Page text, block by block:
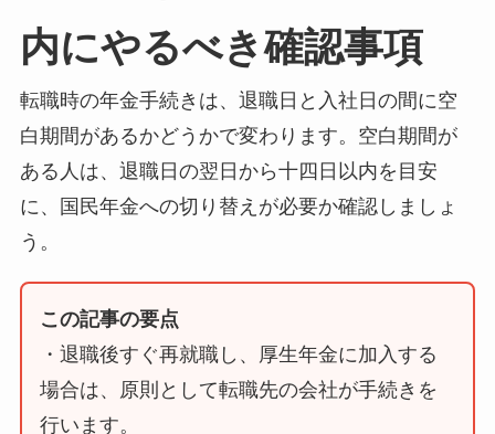
内にやるべき確認事項
転職時の年金手続きは、退職日と入社日の間に空
白期間があるかどうかで変わります。空白期間が
ある人は、退職日の翌日から十四日以内を目安
に、国民年金への切り替えが必要か確認しましょ
う。
この記事の要点
・退職後すぐ再就職し、厚生年金に加入する
場合は、原則として転職先の会社が手続きを
行います。